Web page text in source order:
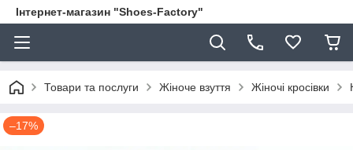
Інтернет-магазин "Shoes-Factory"
Товари та послуги Жіноче взуття Жіночі кросівки
–17%